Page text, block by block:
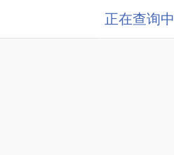
正在查询中